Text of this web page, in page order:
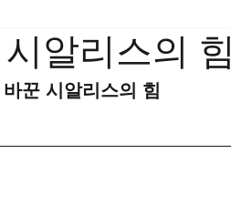
알리스의 힘
꾼 시알리스의 힘